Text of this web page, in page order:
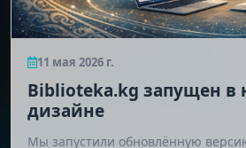
11 мая 2026 г.
Biblioteka.kg запущен в
дизайне
Мы запустили обновлённую